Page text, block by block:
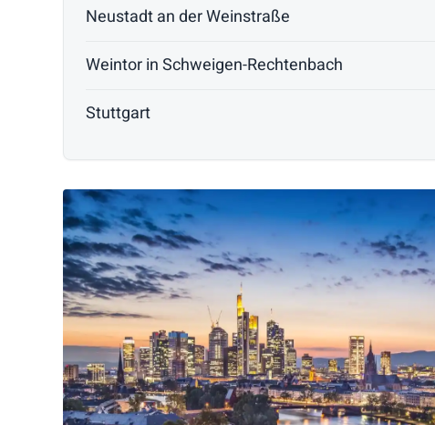
Neustadt an der Weinstraße
Weintor in Schweigen-Rechtenbach
Stuttgart